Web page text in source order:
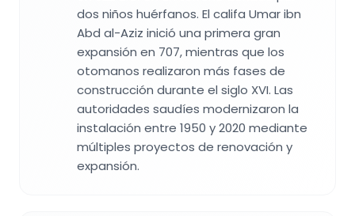
dos niños huérfanos. El califa Umar ibn
Abd al-Aziz inició una primera gran
expansión en 707, mientras que los
otomanos realizaron más fases de
construcción durante el siglo XVI. Las
autoridades saudíes modernizaron la
instalación entre 1950 y 2020 mediante
múltiples proyectos de renovación y
expansión.